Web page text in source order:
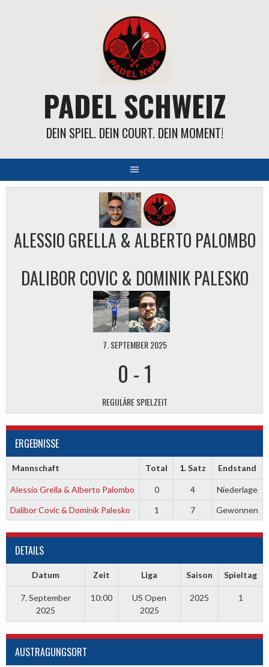
PADEL SCHWEIZ
DEIN SPIEL. DEIN COURT. DEIN MOMENT!
ALESSIO GRELLA & ALBERTO PALOMBO
DALIBOR COVIC & DOMINIK PALESKO
7. SEPTEMBER 2025
0 -1
REGULÄRE SPIELZEIT
ERGEBNISSE
Mannschaft Total 1. Satz Endstand
Alessio Grella & Alberto Palombo 0 4
Niederlage
Dalibor Covic & Dominik Palesko
1 7 Gewonnen
DETAILS
Datum Zeit Liga Saison Spieltag
7. September
2025
10:00
US Open
2025
2025 1
AUSTRAGUNGSORT